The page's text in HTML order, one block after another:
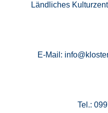
Ländliches
E-Mail:
Tel.: